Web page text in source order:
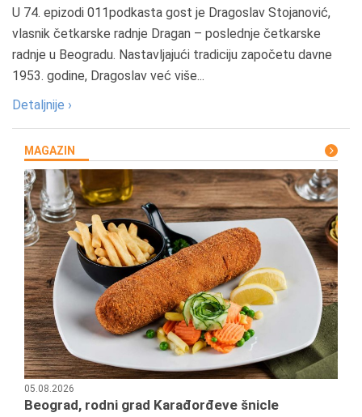
U 74. epizodi 011podkasta gost je Dragoslav Stojanović,
vlasnik četkarske radnje Dragan – poslednje četkarske
radnje u Beogradu. Nastavljajući tradiciju započetu davne
1953. godine, Dragoslav već više...
Detaljnije ›
MAGAZIN
05.08.2026
Beograd, rodni grad Karađorđeve šnicle